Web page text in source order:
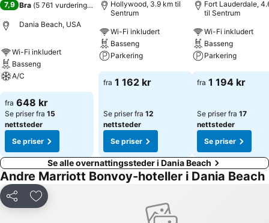
7,9 Bra (5 761 vurderinger
Dania Beach, USA
Wi-Fi inkludert
Basseng
A/C
Se priser
fra 648 kr
Se priser fra 15
nettsteder
Se priser
Hollywood, 3.9 km til
Sentrum
Wi-Fi inkludert
Basseng
Parkering
Se priser
fra 1 162 kr
Se priser fra 12
nettsteder
Se priser
Fort Lauderdale,
til Sentrum
Wi-Fi inkludert
Basseng
Parkering
Se priser
fra 1 194 kr
Se priser fra 17
nettsteder
Se priser
Se alle overnattingssteder i Dania Beach
Andre Marriott Bonvoy-hoteller i Dania Beach
Del Legg til i favoritter